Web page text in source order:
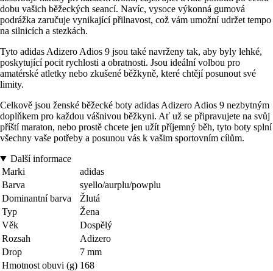
dobu vašich běžeckých seancí. Navíc, vysoce výkonná gumová
podrážka zaručuje vynikající přilnavost, což vám umožní udržet tempo
na silnicích a stezkách.
Tyto adidas Adizero Adios 9 jsou také navrženy tak, aby byly lehké,
poskytující pocit rychlosti a obratnosti. Jsou ideální volbou pro
amatérské atletky nebo zkušené běžkyně, které chtějí posunout své
limity.
Celkově jsou ženské běžecké boty adidas Adizero Adios 9 nezbytným
doplňkem pro každou vášnivou běžkyni. Ať už se připravujete na svůj
příští maraton, nebo prostě chcete jen užít příjemný běh, tyto boty splní
všechny vaše potřeby a posunou vás k vašim sportovním cílům.
Další informace
Marki
adidas
Barva
syello/aurplu/powplu
Dominantní barva
Žlutá
Typ
Žena
Věk
Dospělý
Rozsah
Adizero
Drop
7 mm
Hmotnost obuvi (g) 168